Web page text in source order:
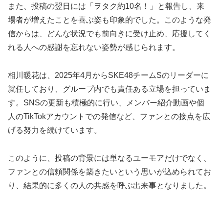
また、投稿の翌日には「ヲタク約10名！」と報告し、来
場者が増えたことを喜ぶ姿も印象的でした。このような発
信からは、どんな状況でも前向きに受け止め、応援してく
れる人への感謝を忘れない姿勢が感じられます。
相川暖花は、2025年4月からSKE48チームSのリーダーに
就任しており、グループ内でも責任ある立場を担っていま
す。SNSの更新も積極的に行い、メンバー紹介動画や個
人のTikTokアカウントでの発信など、ファンとの接点を広
げる努力を続けています。
このように、投稿の背景には単なるユーモアだけでなく、
ファンとの信頼関係を築きたいという思いが込められてお
り、結果的に多くの人の共感を呼ぶ出来事となりました。